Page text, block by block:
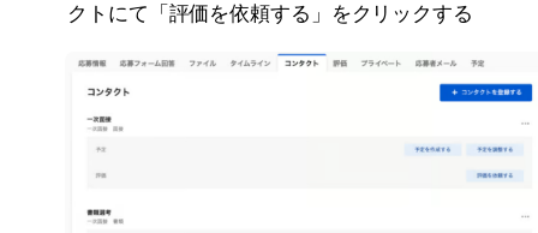
クトにて「評価を依頼する」をクリックする